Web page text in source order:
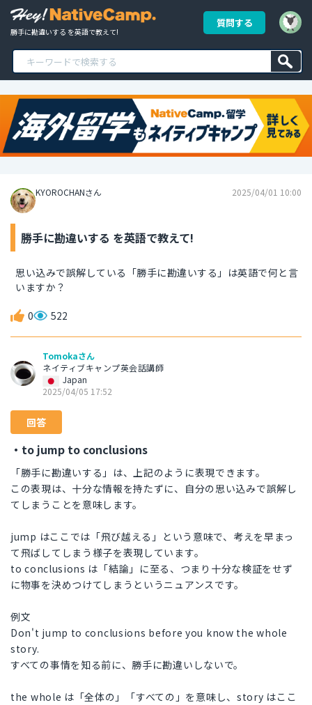
勝手に勘違いする を英語で教えて!
質問する
KYOROCHANさん 2025/04/01 10:00
勝手に勘違いする を英語で教えて!
思い込みで誤解している「勝手に勘違いする」は英語で何と言
いますか？
0 522
Tomokaさん
ネイティブキャンプ英会話講師
Japan
2025/04/05 17:52
回答
・to jump to conclusions
「勝手に勘違いする」は、上記のように表現できます。
この表現は、十分な情報を持たずに、自分の思い込みで誤解し
てしまうことを意味します。
jump はここでは「飛び越える」という意味で、考えを早まっ
て飛ばしてしまう様子を表現しています。
to conclusions は「結論」に至る、つまり十分な検証をせず
に物事を決めつけてしまうというニュアンスです。
例文
Don't jump to conclusions before you know the whole
story.
すべての事情を知る前に、勝手に勘違いしないで。
the whole は「全体の」「すべての」を意味し、story はここ